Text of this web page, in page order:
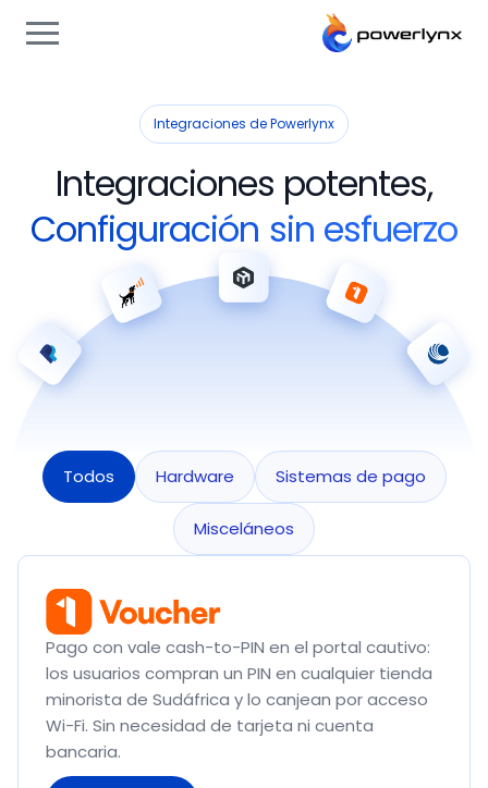
Integraciones de Powerlynx
Integraciones potentes,
Configuración sin esfuerzo
Todos Hardware Sistemas de pago
Misceláneos
Pago con vale cash-to-PIN en el portal cautivo:
los usuarios compran un PIN en cualquier tienda
minorista de Sudáfrica y lo canjean por acceso
Wi-Fi. Sin necesidad de tarjeta ni cuenta
bancaria.